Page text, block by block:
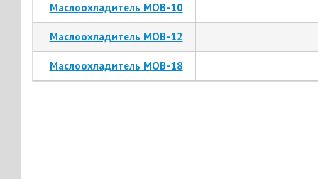
Маслоохладитель МОВ-10
Маслоохладитель МОВ-12
Маслоохладитель МОВ-18